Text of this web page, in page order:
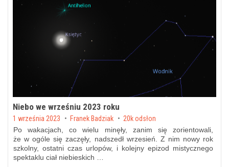
Niebo we wrześniu 2023 roku
Posted on
1 września 2023 by Franek Badziak 20k odsłon
Po wakacjach, co wielu minęły, zanim się zorientowali,
że w ogóle się zaczęły, nadszedł wrzesień. Z nim nowy rok
szkolny, ostatni czas urlopów, i kolejny epizod mistycznego
spektaklu ciał niebieskich …